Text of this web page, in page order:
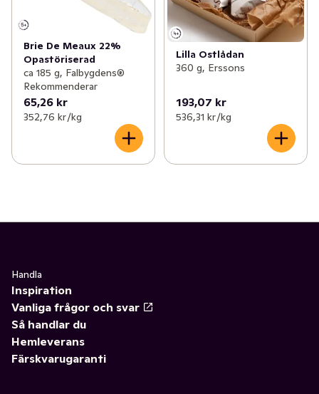
Brie De Meaux 22%
Opastöriserad
ca 185 g, Falbygdens®
Rekommenderar
65,26 kr
352,76 kr /kg
Lilla Ostlådan
360 g, Erssons
193,07 kr
536,31 kr /kg
Handla
Inspiration
Vanliga frågor och svar
Så handlar du
Hemleverans
Färskvarugaranti